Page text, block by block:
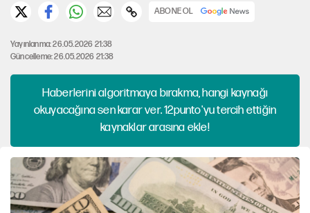
ABONE OL
Yayınlanma: 26.05.2026 21:38
Güncelleme: 26.05.2026 21:38
Haberlerini algoritmaya bırakma, hangi kaynağı
okuyacağına sen karar ver. 12punto'yu tercih ettiğin
kaynaklar arasına ekle!